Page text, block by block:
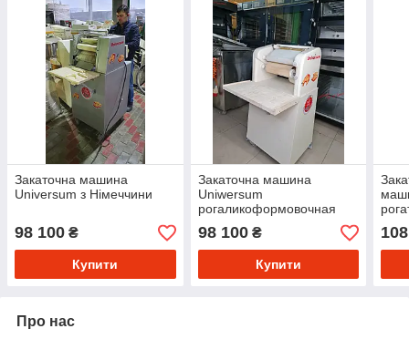
Закаточна машина
Universum з Німеччини
98 100 ₴
Купити
Закаточна машина
Uniwersum
рогаликоформовочная
машина з Німеччини
98 100₴
Купити
дог
Про нас